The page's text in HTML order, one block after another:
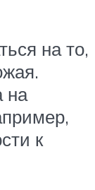
на то,
на
к